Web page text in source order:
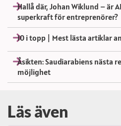
Hallå där, Johan Wiklund – är
superkraft för entreprenörer?
10 i topp | Mest lästa artiklar
Åsikten: Saudiarabiens nästa
möjlighet
Läs även